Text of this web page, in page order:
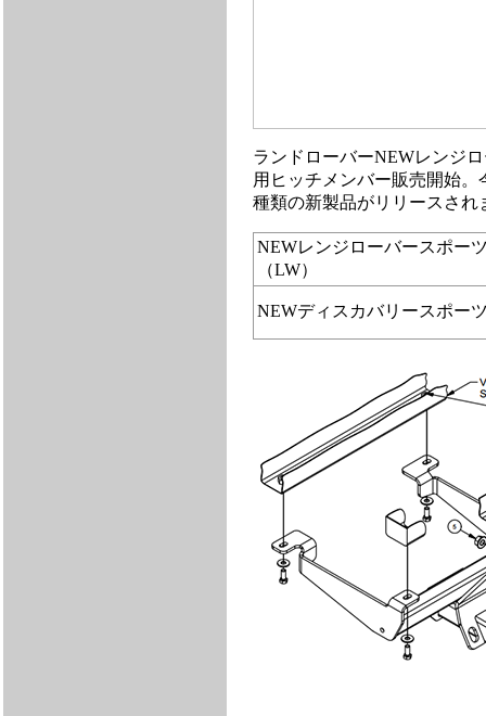
ランドローバーNEWレンジ
用ヒッチメンバー販売開始
種類の新製品がリリースされ
NEWレンジローバースポー
（LW）
NEWディスカバリースポー